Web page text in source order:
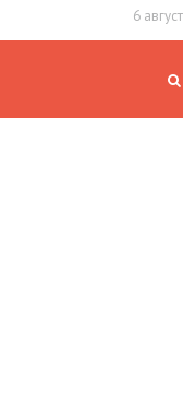
6